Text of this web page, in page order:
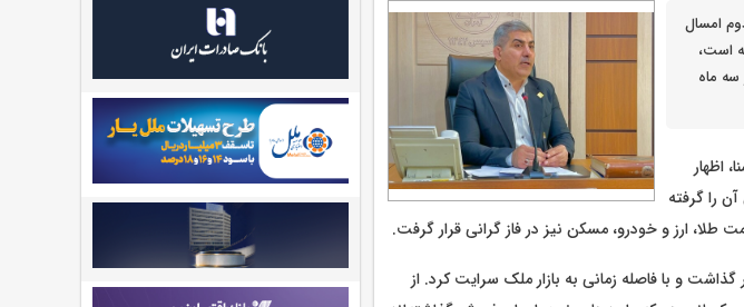
امسال
یافته است،
سه ماه
اظهار
را گرفته
ارز و خودرو، مسکن نیز در فاز گرانی قرار گرفت.
گذاشت و با فاصله زمانی به بازار ملک سرایت کرد. از